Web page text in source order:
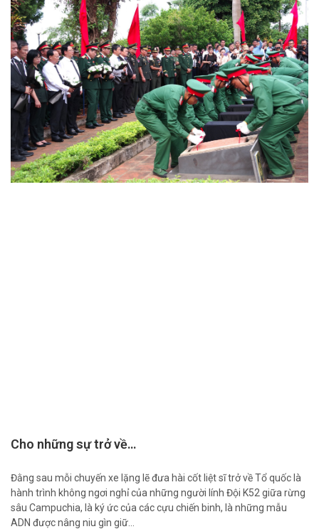
Cho những sự trở về…
Đằng sau mỗi chuyến xe lặng lẽ đưa hài cốt liệt sĩ trở về Tổ quốc là
hành trình không ngơi nghỉ của những người lính Đội K52 giữa rừng
sâu Campuchia, là ký ức của các cựu chiến binh, là những mẫu
ADN được nâng niu gìn giữ…